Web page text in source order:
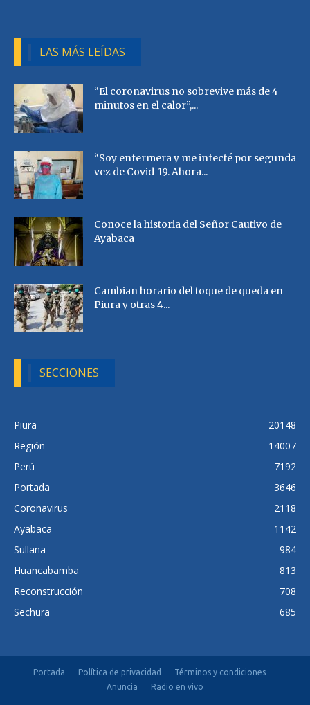
LAS MÁS LEÍDAS
“El coronavirus no sobrevive más de 4
minutos en el calor”,...
“Soy enfermera y me infecté por segunda
vez de Covid-19. Ahora...
Conoce la historia del Señor Cautivo de
Ayabaca
Cambian horario del toque de queda en
Piura y otras 4...
SECCIONES
Piura
20148
Región
14007
Perú
7192
Portada
3646
Coronavirus
2118
Ayabaca
1142
Sullana
984
Huancabamba
813
Reconstrucción
708
Sechura
685
Portada Política de privacidad
Términos y condiciones
Anuncia
Radio en vivo